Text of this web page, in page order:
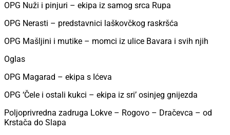
OPG Nuži i pinjuri – ekipa iz samog srca Rupa
OPG Nerasti – predstavnici laškovčkog raskršća
OPG Mašljini i mutike – momci iz ulice Bavara i svih njih
Oglas
OPG Magarad – ekipa s Ićeva
OPG ‘Čele i ostali kukci – ekipa iz sri’ osinjeg gnijezda
Poljoprivredna zadruga Lokve – Rogovo – Dračevca – od
Krstača do Slapa